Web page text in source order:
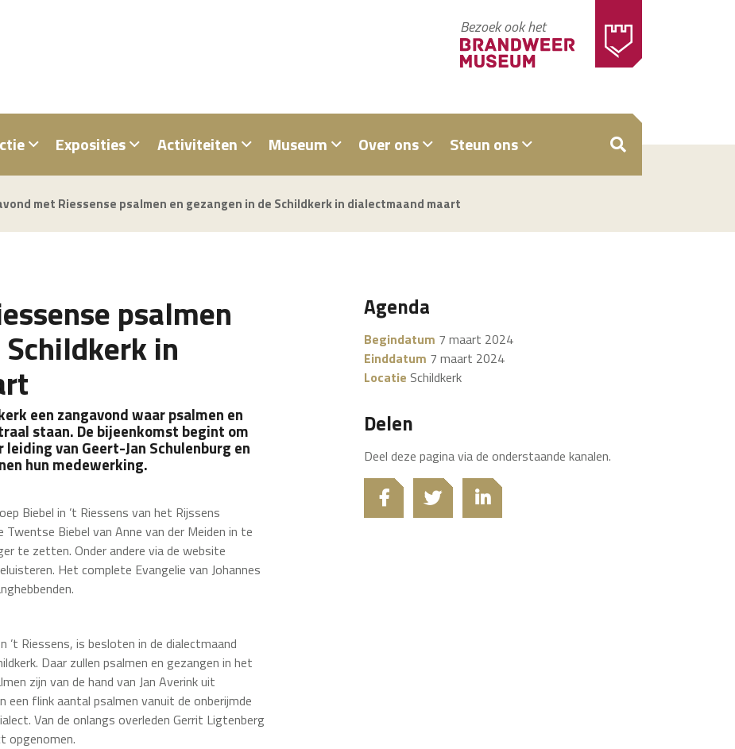
Bezoek ook het
Exposities Activiteiten Museum Over ons Steun ons ZOEKEN
met Riessense psalmen en gezangen in de Schildkerk in dialectmaand maart
psalmen
in
een zangavond waar psalmen en
staan. De bijeenkomst begint om
van Geert-Jan Schulenburg en
hun medewerking.
Biebel in ’t Riessens van het Rijssens
Biebel van Anne van der Meiden in te
te zetten. Onder andere via de website
Het complete Evangelie van Johannes
’t Riessens, is besloten in de dialectmaand
Daar zullen psalmen en gezangen in het
zijn van de hand van Jan Averink uit
flink aantal psalmen vanuit de onberijmde
Van de onlangs overleden Gerrit Ligtenberg
opgenomen.
Agenda
Begindatum 7 maart 2024
Einddatum 7 maart 2024
Locatie Schildkerk
Delen
Deel deze pagina via de onderstaande kanalen.